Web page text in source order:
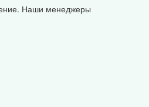
Наши менеджеры